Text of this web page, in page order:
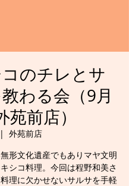
のチレとサ
わる会（9月
苑前店）
外苑前店
形文化遺産でもありマヤ文明
シコ料理。今回は程野和美さ
理に欠かせないサルサを手軽